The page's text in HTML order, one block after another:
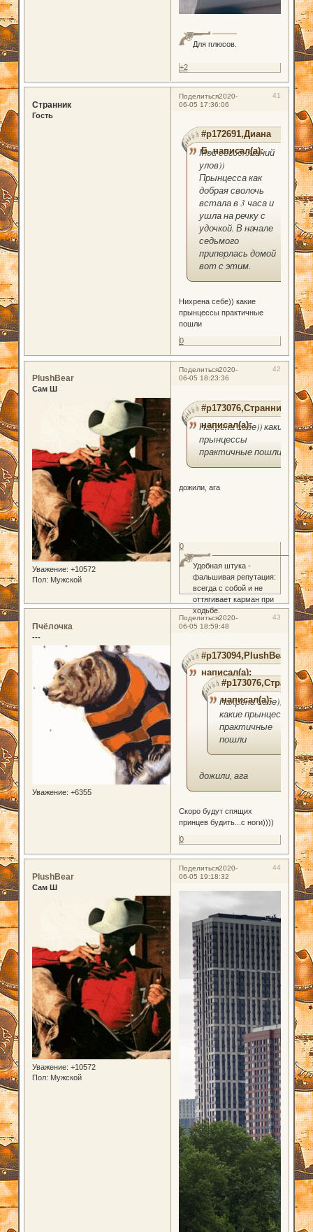
Для плюсов.
+2
Поделиться 41
2020-
06-05 17:36:06
Странник
Гость
#p172691,Диана
Б. написал(а):
Мой сегодняшний
улов))
Прынцесса как
добрая сволочь
встала в 3 часа и
ушла на речку с
удочкой. В начале
седьмого
приперлась домой
вот с этим.
Нихрена себе)) какие
прынцессы практичные
пошли
0
Поделиться 42
2020-
06-05 18:23:36
PlushBear
Сам Ш
Уважение: +10572
Пол: Мужской
#p173076,Странник
написал(а):
Нихрена себе)) какие
прынцессы
практичные пошли
дожили, ага
Удобная штука -
фальшивая репутация:
всегда с собой и не
оттягивает карман при
ходьбе.
0
Поделиться 43
2020-
06-05 18:59:48
Пчёлочка
---
Уважение: +6355
#p173094,PlushBear
написал(а):
#p173076,Странник
написал(а):
Нихрена себе))
какие прынцессы
практичные
пошли
дожили, ага
Скоро будут спящих
принцев будить...с ноги))))
0
Поделиться 44
2020-
06-05 19:18:32
PlushBear
Сам Ш
Уважение: +10572
Пол: Мужской